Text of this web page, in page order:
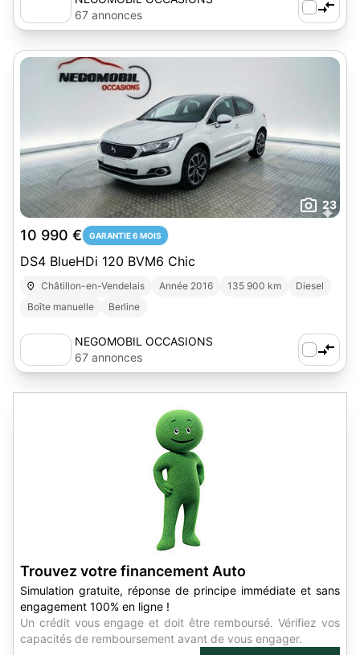
67 annonces
23
10 990 € GARANTIE 6 MOIS
DS4 BlueHDi 120 BVM6 Chic
Châtillon-en-Vendelais Année 2016 135 900 km
Diesel
Boîte manuelle
Berline
NEGOMOBIL OCCASIONS
67 annonces
Trouvez votre financement Auto
Simulation gratuite, réponse de principe immédiate et sans
engagement 100% en ligne !
Un crédit vous engage et doit être remboursé. Vérifiez vos
capacités de remboursement avant de vous engager.